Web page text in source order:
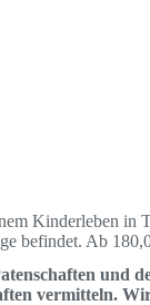
Kinderleben in
befindet. Ab
und
vermitteln.